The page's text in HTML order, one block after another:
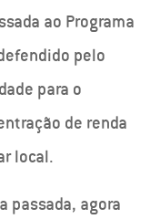
ao Programa
pelo
para o
de renda
local.
passada, agora